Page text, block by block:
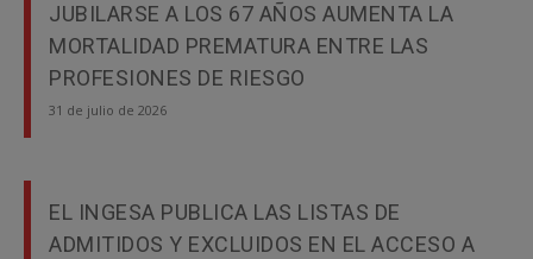
JUBILARSE A LOS 67 AÑOS AUMENTA LA
MORTALIDAD PREMATURA ENTRE LAS
PROFESIONES DE RIESGO
31 de julio de 2026
EL INGESA PUBLICA LAS LISTAS DE
ADMITIDOS Y EXCLUIDOS EN EL ACCESO A